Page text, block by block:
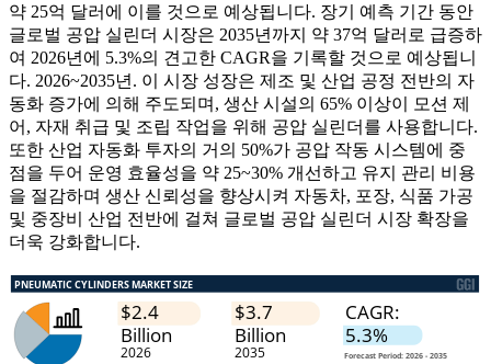
약 25억 달러에 이를 것으로 예상됩니다. 장기 예측 기간 동안
글로벌 공압 실린더 시장은 2035년까지 약 37억 달러로 급증하
여 2026년에 5.3%의 견고한 CAGR을 기록할 것으로 예상됩니
다. 2026~2035년. 이 시장 성장은 제조 및 산업 공정 전반의 자
동화 증가에 의해 주도되며, 생산 시설의 65% 이상이 모션 제
어, 자재 취급 및 조립 작업을 위해 공압 실린더를 사용합니다.
또한 산업 자동화 투자의 거의 50%가 공압 작동 시스템에 중
점을 두어 운영 효율성을 약 25~30% 개선하고 유지 관리 비용
을 절감하며 생산 신뢰성을 향상시켜 자동차, 포장, 식품 가공
및 중장비 산업 전반에 걸쳐 글로벌 공압 실린더 시장 확장을
더욱 강화합니다.